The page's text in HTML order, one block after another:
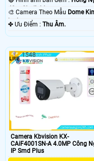
40m Starlight.
🎨 Camera Theo Mẫu Dome
loại.
️✤ Ưu Điểm : Thu Âm.
Camera Kbvision KX-
CAiF4001SN-A 4.0MP Công Nghệ
IP Smd Plus
1548